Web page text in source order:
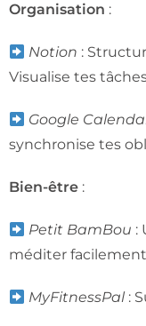
Organisation :
Notion :
Visualise tes
Google
synchronise tes
Bien-être :
Petit BamBou :
méditer
MyFitnessPal: